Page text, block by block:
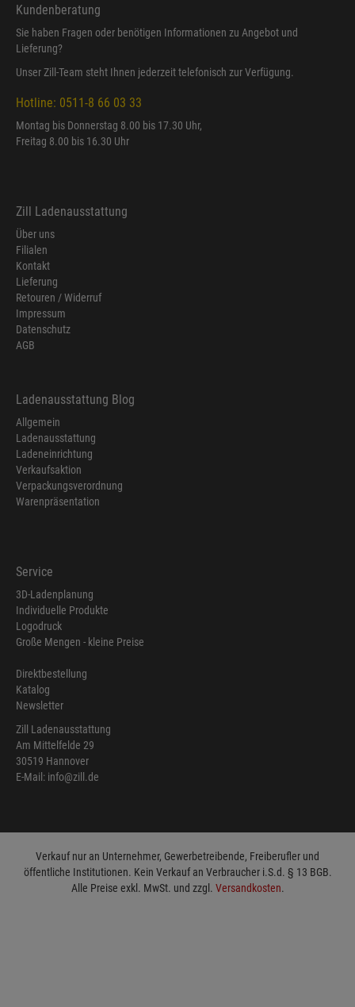
Kundenberatung
Sie haben Fragen oder benötigen Informationen zu Angebot und
Lieferung?
Unser Zill-Team steht Ihnen jederzeit telefonisch zur Verfügung.
Hotline: 0511-8 66 03 33
Montag bis Donnerstag 8.00 bis 17.30 Uhr,
Freitag 8.00 bis 16.30 Uhr
Zill Ladenausstattung
Über uns
Filialen
Kontakt
Lieferung
Retouren / Widerruf
Impressum
Datenschutz
AGB
Ladenausstattung Blog
Allgemein
Ladenausstattung
Ladeneinrichtung
Verkaufsaktion
Verpackungsverordnung
Warenpräsentation
Service
3D-Ladenplanung
Individuelle Produkte
Logodruck
Große Mengen - kleine Preise
Direktbestellung
Katalog
Newsletter
Zill Ladenausstattung
Am Mittelfelde 29
30519 Hannover
E-Mail: info@zill.de
Verkauf nur an Unternehmer, Gewerbetreibende, Freiberufler und
öffentliche Institutionen. Kein Verkauf an Verbraucher i.S.d. § 13 BGB.
Alle Preise exkl. MwSt. und zzgl. Versandkosten.